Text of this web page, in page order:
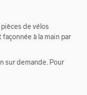
de vélos
à la main par
sur demande. Pour